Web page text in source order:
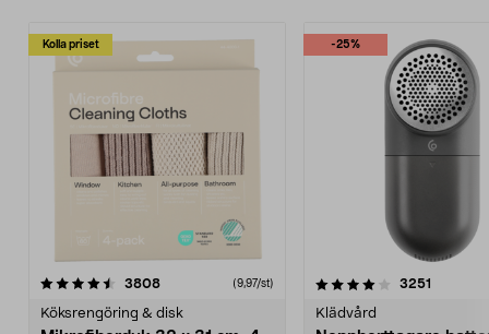
Kolla priset
3808recensioner (9,97/st)
Köksrengöring & disk
-25%
4.0av 5 stjärnor 3251
Klädvård
4.5av 5 stjärnor